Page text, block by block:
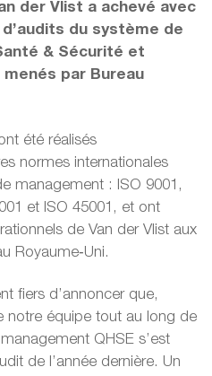
der Vlist a achevé avec
du système de
& Sécurité et
menés par Bureau
été réalisés
normes internationales
management : ISO 9001,
et ISO 45001, et ont
de Van der Vlist aux
Royaume‑Uni.
fiers d’annoncer que,
notre équipe tout au long de
QHSE s’est
de l’année dernière. Un